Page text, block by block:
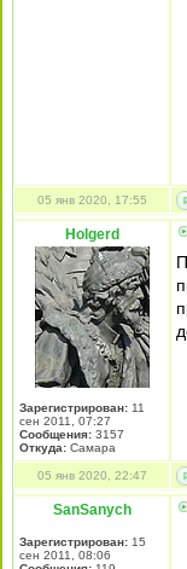
05 янв 2020, 17:55
Holgerd
Зарегистрирован: 11
сен 2011, 07:27
Сообщения: 3157
Откуда: Самара
05 янв 2020, 22:47
SanSanych
Зарегистрирован: 15
сен 2011, 08:06